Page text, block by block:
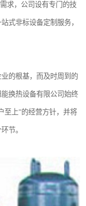
求，公司设有专门的技
式非标设备定制服务，
的根基，而及时周到的
换热设备有限公司始终
至上”的经营方针，并将
节。